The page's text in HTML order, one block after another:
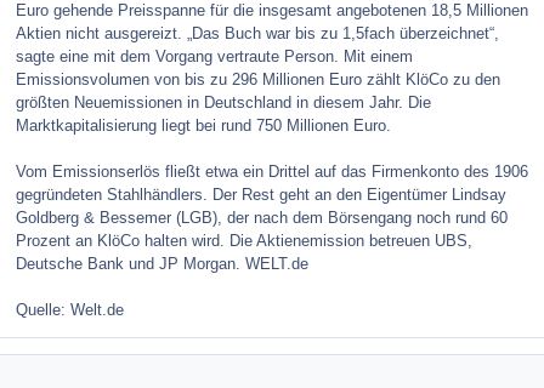
Euro gehende Preisspanne für die insgesamt angebotenen 18,5 Millionen
Aktien nicht ausgereizt. „Das Buch war bis zu 1,5fach überzeichnet“,
sagte eine mit dem Vorgang vertraute Person. Mit einem
Emissionsvolumen von bis zu 296 Millionen Euro zählt KlöCo zu den
größten Neuemissionen in Deutschland in diesem Jahr. Die
Marktkapitalisierung liegt bei rund 750 Millionen Euro.
Vom Emissionserlös fließt etwa ein Drittel auf das Firmenkonto des 1906
gegründeten Stahlhändlers. Der Rest geht an den Eigentümer Lindsay
Goldberg & Bessemer (LGB), der nach dem Börsengang noch rund 60
Prozent an KlöCo halten wird. Die Aktienemission betreuen UBS,
Deutsche Bank und JP Morgan. WELT.de
Quelle: Welt.de